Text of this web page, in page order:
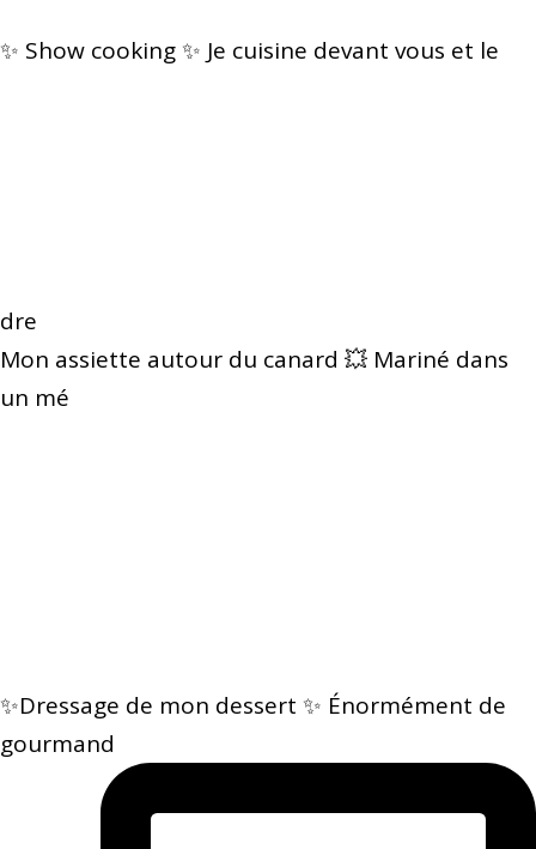
✨ Show cooking ✨ Je cuisine devant vous et le
dre
Mon assiette autour du canard 💥 Mariné dans
un mé
✨Dressage de mon dessert ✨ Énormément de
gourmand